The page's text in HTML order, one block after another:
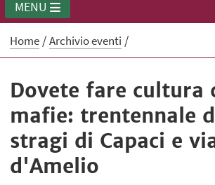
MENU
Home Archivio eventi
Dovete fare cultura
mafie: trentennale
stragi di Capaci e
d'Amelio